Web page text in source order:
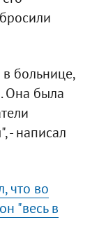
больнице,
Она была
- написал
что во
"весь в